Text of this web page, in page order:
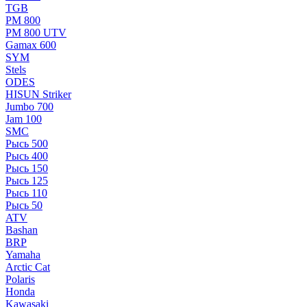
TGB
РМ 800
РМ 800 UTV
Gamax 600
SYM
Stels
ОDЕS
HISUN Striker
Jumbo 700
Jam 100
SMC
Рысь 500
Рысь 400
Рысь 150
Рысь 125
Рысь 110
Рысь 50
ATV
Bashan
BRP
Yamaha
Arctic Cat
Polaris
Honda
Kawasaki